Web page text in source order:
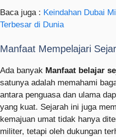
Baca juga : Keindahan Dubai
Terbesar di Dunia
Manfaat Mempelajari
Ada banyak Manfaat belajar
satunya adalah memahami
antara penguasa dan ulama
yang kuat. Sejarah ini juga
kemajuan umat tidak hanya
militer, tetapi oleh dukungan